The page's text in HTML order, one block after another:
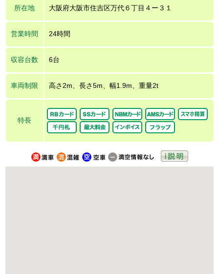
所在地 大阪府大阪市住吉区万代６丁目４ー３１
営業時間 24時間
収容台数 6台
車両制限 高さ2m、長さ5m、幅1.9m、重量2t
特長